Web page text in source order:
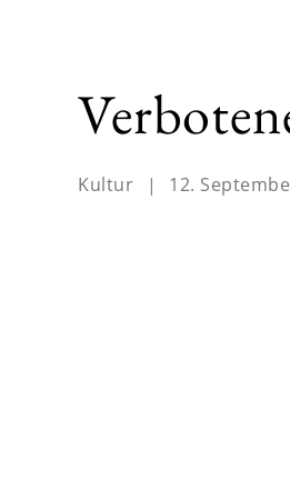
Kultur | 12.